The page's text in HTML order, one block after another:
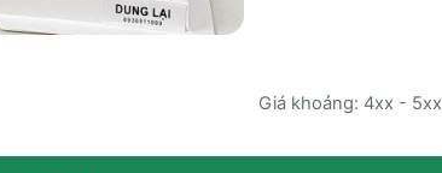
Giá khoảng: 4xx - 5xx